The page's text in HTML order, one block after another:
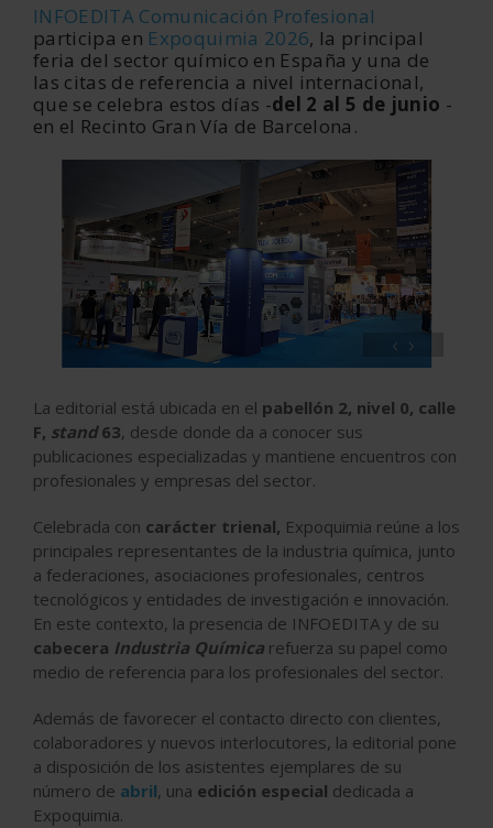
INFOEDITA Comunicación Profesional
participa en Expoquimia 2026, la principal
feria del sector químico en España y una de
las citas de referencia a nivel internacional,
que se celebra estos días -del 2 al 5 de junio -
en el Recinto Gran Vía de Barcelona.
‹ ›
La editorial está ubicada en el pabellón 2, nivel 0, calle
F, stand63, desde donde da a conocer sus
publicaciones especializadas y mantiene encuentros con
profesionales y empresas del sector.
Celebrada con carácter trienal, Expoquimia reúne a los
principales representantes de la industria química, junto
a federaciones, asociaciones profesionales, centros
tecnológicos y entidades de investigación e innovación.
En este contexto, la presencia de INFOEDITA y de su
cabecera Industria Química refuerza su papel como
medio de referencia para los profesionales del sector.
Además de favorecer el contacto directo con clientes,
colaboradores y nuevos interlocutores, la editorial pone
a disposición de los asistentes ejemplares de su
número de abril, una edición especial dedicada a
Expoquimia.